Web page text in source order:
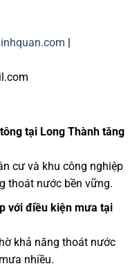
|
tại Long Thành tăng
cư và khu công nghiệp
thoát nước bền vững.
với điều kiện mưa tại
khả năng thoát nước
nhiều.